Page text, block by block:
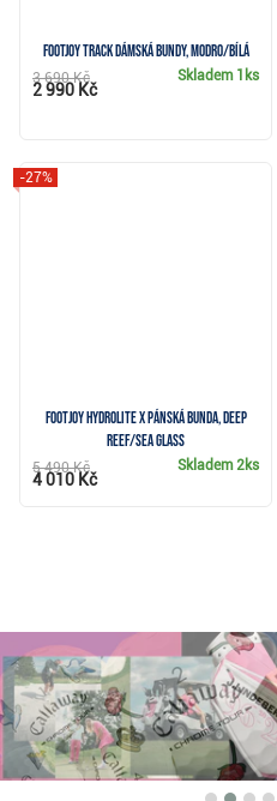
FootJoy Track dámská bundy, modro/bílá
Skladem 1ks
3 690 Kč
2 990 Kč
Footjoy HydroLite X pánská bunda, deep
reef/sea glass
-27%
Skladem2ks
5 490 Kč
4 010 Kč